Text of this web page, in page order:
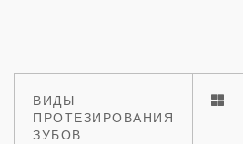
ВИДЫ
ПРОТЕЗИРОВАНИЯ
ЗУБОВ